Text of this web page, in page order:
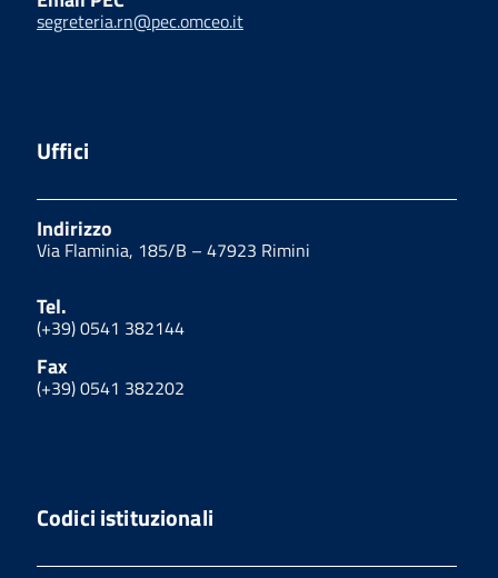
segreteria.rn@pec.omceo.it
Uffici
Indirizzo
Via Flaminia, 185/B – 47923 Rimini
Tel.
(+39) 0541 382144
Fax
(+39) 0541 382202
Codici istituzionali